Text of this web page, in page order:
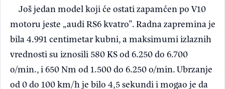
Još jedan model koji će ostati zapamćen po V10
motoru jeste „audi RS6 kvatro”. Radna zapremina je
bila 4.991 centimetar kubni, a maksimumi izlaznih
vrednosti su iznosili 580 KS od 6.250 do 6.700
o/min., i 650 Nm od 1.500 do 6.250 o/min. Ubrzanje
od 0 do 100 km/h je bilo 4,5 sekundi i mogao je da